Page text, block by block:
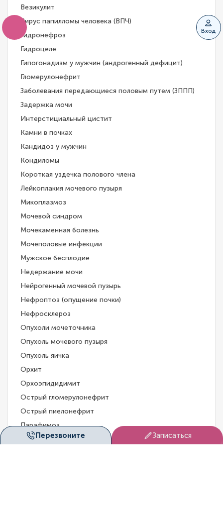
Вход
Перезвоните Записаться
Везикулит
Вирус папилломы человека (ВПЧ)
Гидронефроз
Гидроцеле
Гипогонадизм у мужчин (андрогенный дефицит)
Гломерулонефрит
Заболевания передающиеся половым путем (ЗППП)
Задержка мочи
Интерстициальный цистит
Камни в почках
Кандидоз у мужчин
Кондиломы
Короткая уздечка полового члена
Лейкоплакия мочевого пузыря
Микоплазмоз
Мочевой синдром
Мочекаменная болезнь
Мочеполовые инфекции
Мужское бесплодие
Недержание мочи
Нейрогенный мочевой пузырь
Нефроптоз (опущение почки)
Нефросклероз
Опухоли мочеточника
Опухоль мочевого пузыря
Опухоль яичка
Орхит
Орхоэпидидимит
Острый гломерулонефрит
Острый пиелонефрит
Парафимоз
Песок в почках